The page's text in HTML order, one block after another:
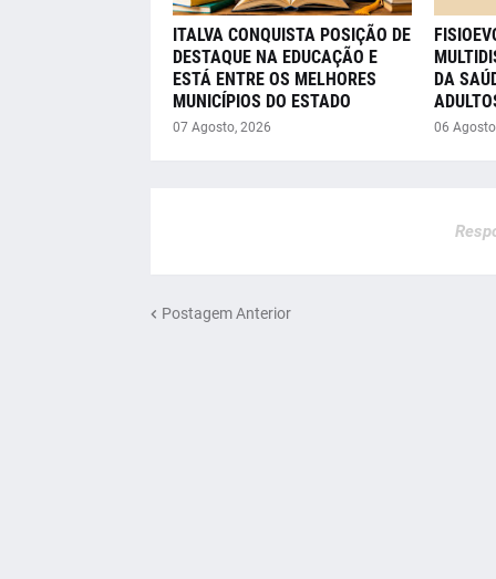
ITALVA CONQUISTA POSIÇÃO DE
DESTAQUE NA EDUCAÇÃO E
ESTÁ ENTRE OS MELHORES
MUNICÍPIOS DO ESTADO
07 Agosto, 2026
DA
06
Postagem Anterior